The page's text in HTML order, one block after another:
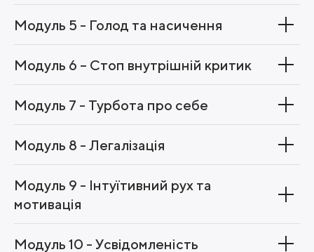
Модуль 5 - Голод та насичення
Модуль 6 – Стоп внутрішній критик
Модуль 7 - Турбота про себе
Модуль 8 - Легалізація
Модуль 9 - Інтуїтивний рух та
мотивація
Модуль 10 - Усвідомленість